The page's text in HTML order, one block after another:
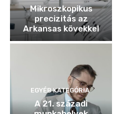
Mikroszkopikus
precizitás az
Arkansas kövekkel
EGYÉB KATEGÓRIA
A 21. századi